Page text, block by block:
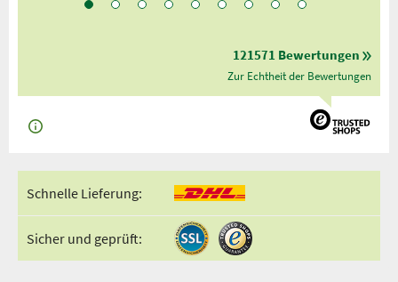
121571 Bewertungen
Zur Echtheit der Bewertungen
Schnelle Lieferung:
Sicher und geprüft: